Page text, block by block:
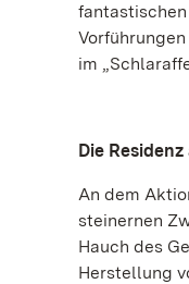
im
Die
An dem
steinernen
Hauch des
Herstellung